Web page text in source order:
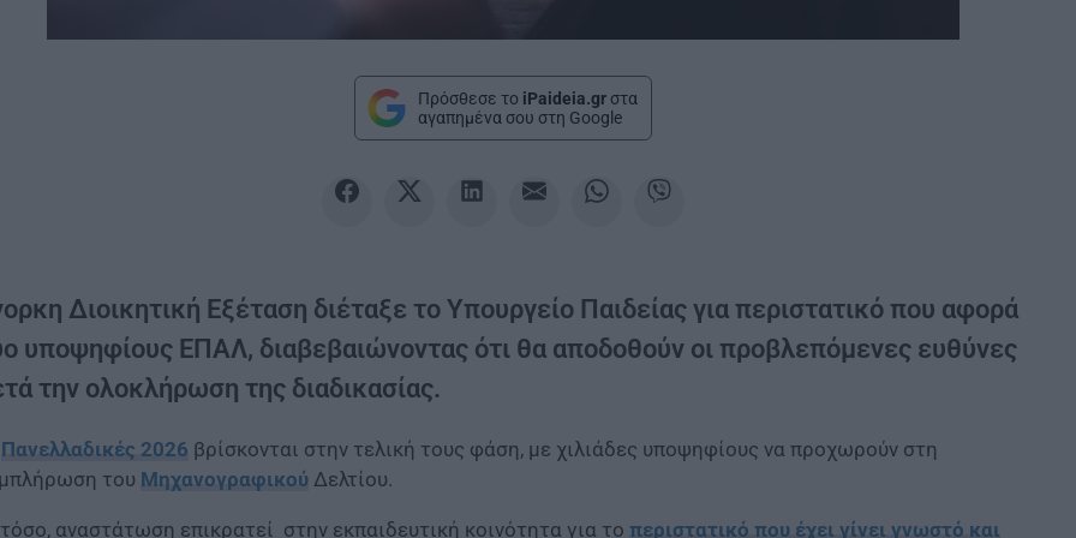
Πρόσθεσε το iPaideia.gr στα
αγαπημένα σου στη Google
Διοικητική Εξέταση διέταξε το Υπουργείο Παιδείας για περιστατικό που αφορά
υποψηφίους ΕΠΑΛ, διαβεβαιώνοντας ότι θα αποδοθούν οι προβλεπόμενες ευθύνες
την ολοκλήρωση της διαδικασίας.
Πανελλαδικές 2026 βρίσκονται στην τελική τους φάση, με χιλιάδες υποψηφίους να προχωρούν στη
του Μηχανογραφικού Δελτίου.
αναστάτωση επικρατεί στην εκπαιδευτική κοινότητα για το περιστατικό που έχει γίνει γνωστό και